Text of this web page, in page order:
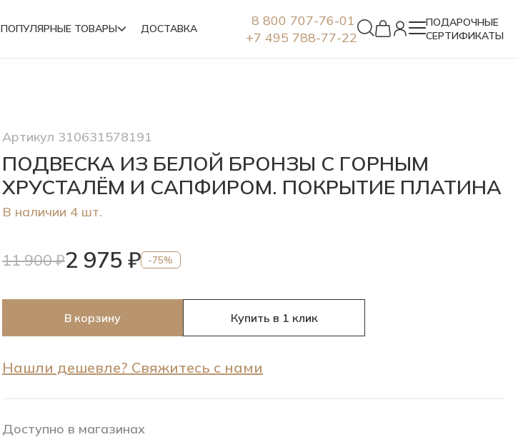
ПОПУЛЯРНЫЕ ТОВАРЫ ДОСТАВКА
8 800 707-76-01
+7 495 788-77-22
ПОДАРОЧНЫЕ
СЕРТИФИКАТЫ
Броши
Артикул 310631578191
ПОДВЕСКА ИЗ БЕЛОЙ БРОНЗЫ С ГОРНЫМ
ХРУСТАЛЁМ И САПФИРОМ. ПОКРЫТИЕ ПЛАТИНА
В наличии 4 шт.
11 900 ₽2 975 ₽ -75%
В корзину Купить в 1 клик
Нашли дешевле? Свяжитесь с нами
Доступно в магазинах